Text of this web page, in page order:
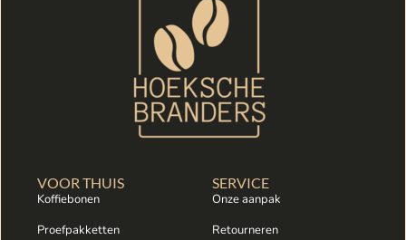
VOOR THUIS
Koffiebonen
Proefpakketten
SERVICE
Onze aanpak
Retourneren